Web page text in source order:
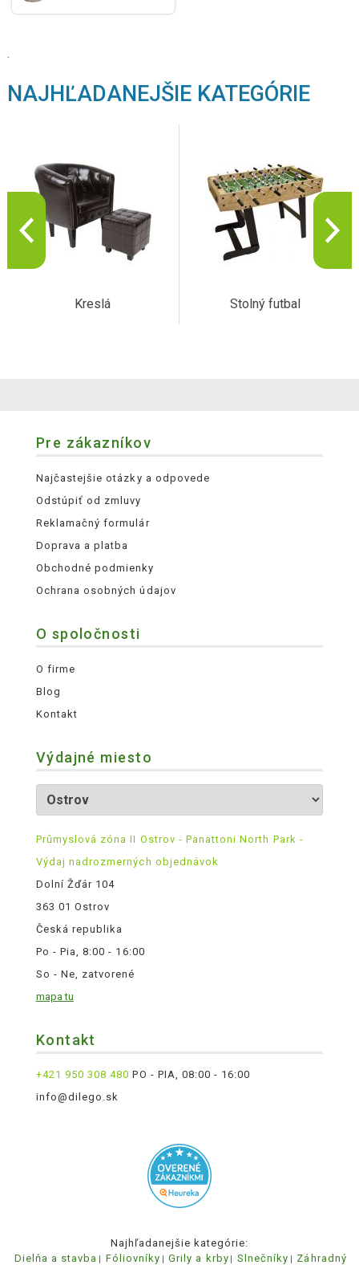
.
NAJHĽADANEJŠIE KATEGÓRIE
Kreslá Stolný futbal
Pre zákazníkov
Najčastejšie otázky a odpovede
Odstúpiť od zmluvy
Reklamačný formulár
Doprava a platba
Obchodné podmienky
Ochrana osobných údajov
O spoločnosti
O firme
Blog
Kontakt
Výdajné miesto
Průmyslová zóna II Ostrov - Panattoni North Park -
Výdaj nadrozmerných objednávok
Dolní Žďár 104
363 01 Ostrov
Česká republika
Po - Pia, 8:00 - 16:00
So - Ne, zatvorené
mapa tu
Kontakt
+421 950 308 480 PO - PIA, 08:00 - 16:00
info@dilego.sk
Najhľadanejšie kategórie:
Dielňa a stavba
Fóliovníky Grily a krby Slnečníky Záhradný